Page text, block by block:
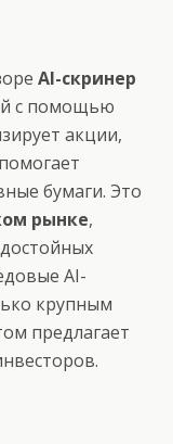
AI-скринер
с помощью
акции,
бумаги. Это
рынке,
AI-
крупным
предлагает